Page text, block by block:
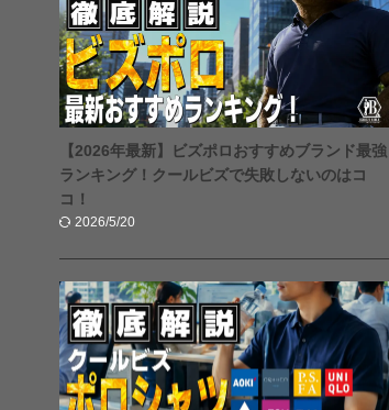
【2026年最新】ビズポロおすすめブランド最強
ランキング！クールビズで失敗しないのはコ
コ！
2026/5/20